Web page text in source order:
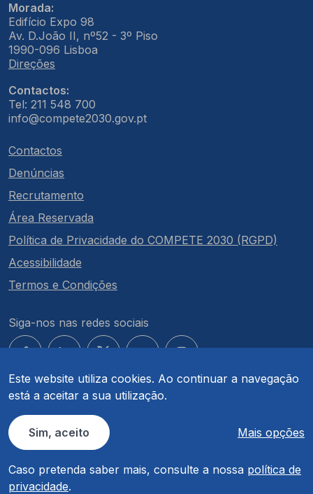
Este website utiliza cookies. Ao continuar a navegação
está a aceitar a sua utilização.
Sim, aceito Mais opções
Caso pretenda saber mais, consulte a nossa política de
privacidade.
Morada:
Edifício Expo 98
Av. D.João II, nº52 - 3º Piso
1990-096 Lisboa
Direções
Contactos:
Tel: 211 548 700
info@compete2030.gov.pt
Contactos
Denúncias
Recrutamento
Área Reservada
Política de Privacidade do COMPETE 2030 (RGPD)
Acessibilidade
Termos e Condições
Siga-nos nas redes sociais
© COMPETE 2030. Todos os direitos reservados.